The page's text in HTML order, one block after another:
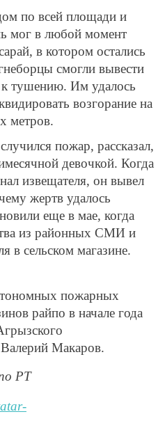
по всей площади и
мог в любой момент
в котором остались
смогли вывести
тушению. Им удалось
возгорание на
метров.
пожар, рассказал,
девочкой. Когда
извещателя, он вывел
жертв удалось
еще в мае, когда
из районных СМИ и
в сельском магазине.
пожарных
райпо в начале года
Макаров.
РТ